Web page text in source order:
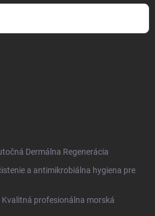
Dermálna Regenerácia
a antimikrobiálna hygiena pre
profesionálna morská